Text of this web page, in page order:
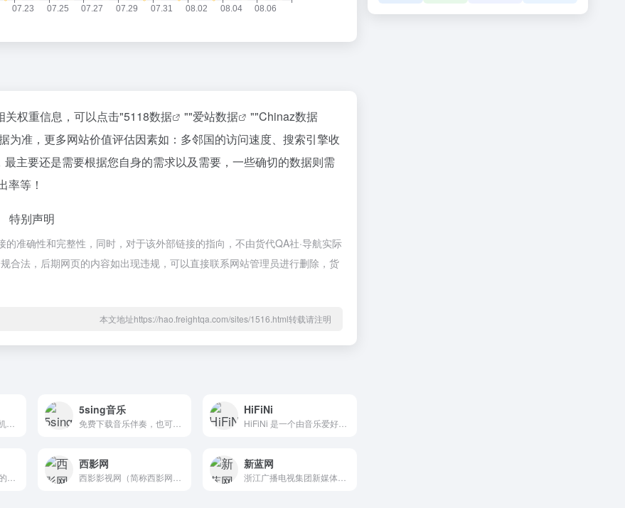
关权重信息，可以点击"5118数据 ""爱站数据 ""Chinaz数据
为准，更多网站价值评估因素如：多邻国的访问速度、搜索引擎收
主要还是需要根据您自身的需求以及需要，一些确切的数据则需
率等！
特别声明
准确性和完整性，同时，对于该外部链接的指向，不由货代QA社·导航实际
法，后期网页的内容如出现违规，可以直接联系网站管理员进行删除，货
本文地址https://hao.freightqa.com/sites/1516.html转载请注明
去哪儿Qunar.com提供机票,飞机票,特价机票,打折机票的查询预订；99元春秋航空特惠折扣机票，百元南航、海航惊喜特价机票任您挑选,国航、深航1折特价机票和折扣机票一网打尽，更多打折机票尽在Qunar.com。实时提供上百家旅游预订网站机票报价和航空公司直销机票价格，为您找到最实惠的飞机票信息,是你查询特价机票和机票预订的最佳途径。
5sing音乐
免费下载音乐伴奏，也可上传伴奏分享
HiFiNi
西影网 新蓝网